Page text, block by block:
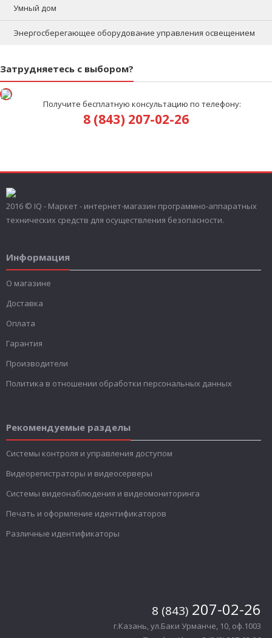
Умный дом
Энергосберегающее оборудование управления освещением
Затрудняетесь с выбором?
Получите бесплатную консультацию по телефону:
8 (843) 207-02-26
2016 © IQ - Маркет - интернет-магазин программно-аппаратных
технических средств для осуществления безопасности.
Информация
О магазине
Доставка
Оплата
Гарантия
Производители
Политика в отношении обработки персональных данных
Рекомендуемые разделы
Системы контроля и управления доступом
Видеорегистраторы и видеосерверы
Системы видеонаблюдения и видеомониторинга
Печать и оформление идентификаторов
Различные идентификаторы
8 (843) 207-02-26
г.Казань, ул.Баки Урманче, 10, оф.1003